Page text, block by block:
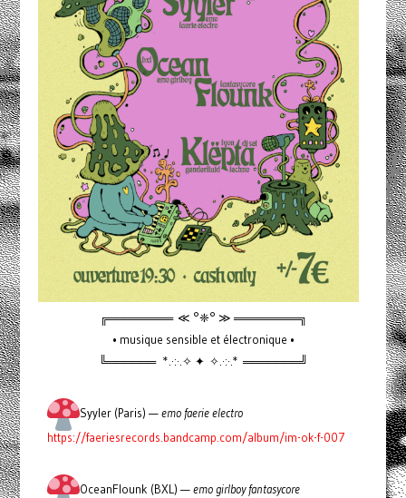
╔════════ ≪ °❈° ≫ ════════╗
• musique sensible et électronique •
╚══════ *.·:·.✧ ✦ ✧.·:·.* ═══════╝
Syyler (Paris) —emo faerie electro
https://faeriesrecords.bandcamp.com/album/im-ok-f-007
OceanFlounk (BXL) —emo girlboy fantasycore